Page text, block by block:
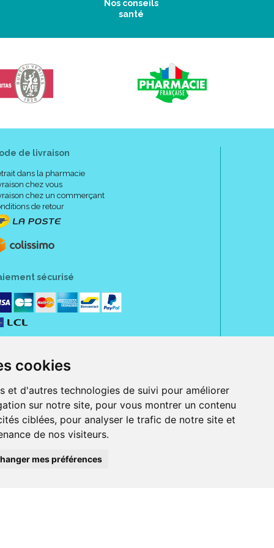
cookies
et d'autres technologies de suivi pour améliorer
sur notre site, pour vous montrer un contenu
ciblées, pour analyser le trafic de notre site et
de nos visiteurs.
mes préférences
Nos conseils
santé
de livraison
dans la pharmacie
chez vous
chez un commerçant
de retour
sécurisé
Jeanne d' Harcourt, 80300 Albert.
ordonnance.
et iPod touch), ou sur Google Play (pour Androïd 5.0 ou version
Bancontact, PayPal.